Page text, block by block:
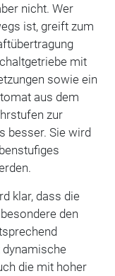
nicht. Wer
ist, greift zum
mit
sowie ein
aus dem
zur
besser. Sie wird
klar, dass die
den
die mit hoher